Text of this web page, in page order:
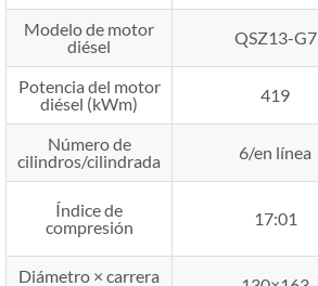
Modelo de motor
diésel
QSZ13-G7
Potencia del motor
diésel (kWm)
419
Número de
cilindros/cilindrada
6/en línea
Índice de
compresión
17:01
Diámetro × carrera